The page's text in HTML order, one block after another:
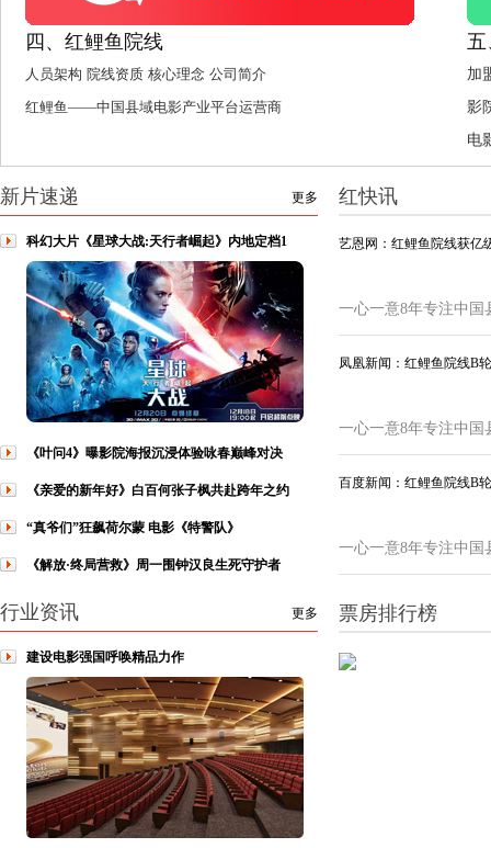
四、红鲤鱼院线
人员架构 院线资质 核心理念 公司简介
红鲤鱼——中国县域电影产业平台运营商
五
加
影
电
更多
新片速递
科幻大片《星球大战:天行者崛起》内地定档1
《叶问4》曝影院海报沉浸体验咏春巅峰对决
《亲爱的新年好》白百何张子枫共赴跨年之约
“真爷们”狂飙荷尔蒙 电影《特警队》
《解放·终局营救》周一围钟汉良生死守护者
更多
行业资讯
建设电影强国呼唤精品力作
红快讯
艺恩网：红鲤鱼院线获亿
一心一意8年专注中国
凤凰新闻：红鲤鱼院线B
一心一意8年专注中国
百度新闻：红鲤鱼院线B
一心一意8年专注中国
票房排行榜